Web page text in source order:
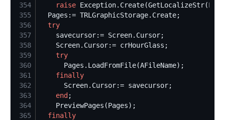
354
raise
355
356
try
357
358
359
try
360
361
finally
362
363
end
364
365
finally